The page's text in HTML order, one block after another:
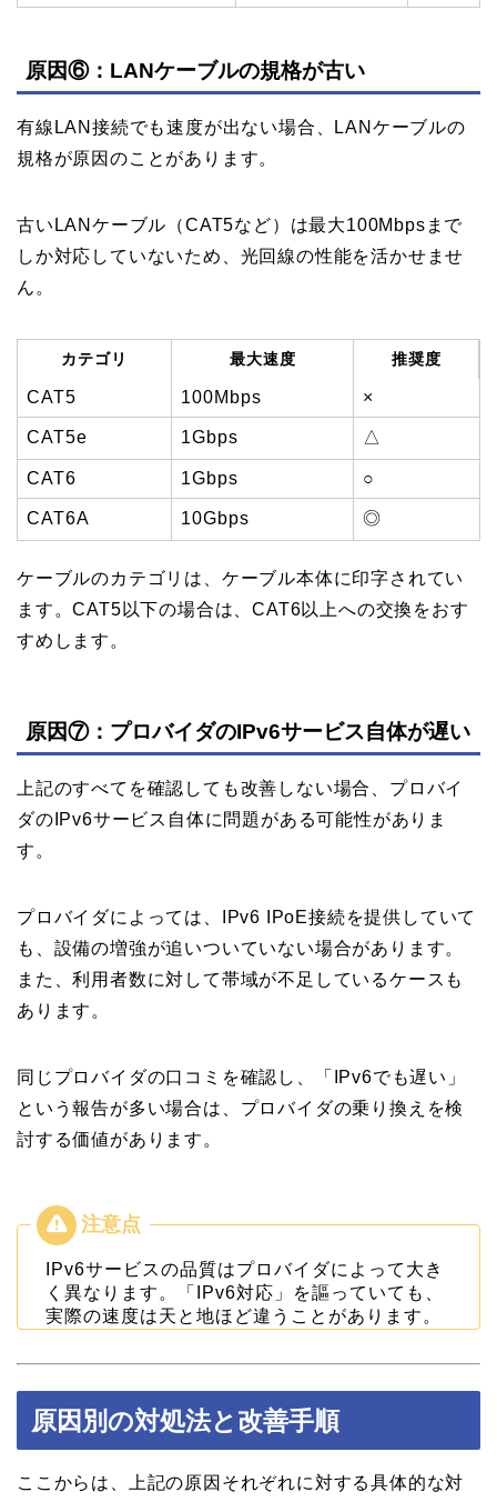
原因⑥：LANケーブルの規格が古い
有線LAN接続でも速度が出ない場合、LANケーブルの
規格が原因のことがあります。
古いLANケーブル（CAT5など）は最大100Mbpsまで
しか対応していないため、光回線の性能を活かせませ
ん。
カテゴリ 最大速度 推奨度
CAT5 100Mbps ×
CAT5e 1Gbps △
CAT6 1Gbps ○
CAT6A 10Gbps ◎
ケーブルのカテゴリは、ケーブル本体に印字されてい
ます。CAT5以下の場合は、CAT6以上への交換をおす
すめします。
原因⑦：プロバイダのIPv6サービス自体が遅い
上記のすべてを確認しても改善しない場合、プロバイ
ダのIPv6サービス自体に問題がある可能性がありま
す。
プロバイダによっては、IPv6 IPoE接続を提供していて
も、設備の増強が追いついていない場合があります。
また、利用者数に対して帯域が不足しているケースも
あります。
同じプロバイダの口コミを確認し、「IPv6でも遅い」
という報告が多い場合は、プロバイダの乗り換えを検
討する価値があります。
IPv6サービスの品質はプロバイダによって大き
く異なります。「IPv6対応」を謳っていても、
実際の速度は天と地ほど違うことがあります。
原因別の対処法と改善手順
ここからは、上記の原因それぞれに対する具体的な対